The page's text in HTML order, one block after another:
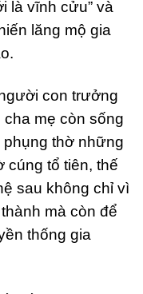
là vĩnh cửu” và
lăng mộ gia
con trưởng
mẹ còn sống
phụng thờ những
cúng tổ tiên, thế
sau không chỉ vì
mà còn để
thống gia